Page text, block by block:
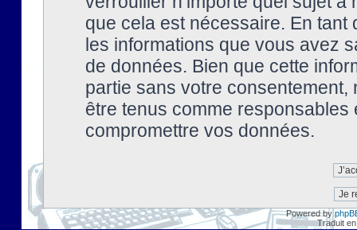
que cela est nécessaire. En tant
les informations que vous avez
de données. Bien que cette
partie sans votre
être tenus comme
compromettre vos données.
Powered by
Traduit